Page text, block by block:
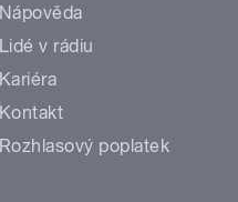
Nápověda
Lidé v rádiu
Kariéra
Kontakt
Rozhlasový poplatek